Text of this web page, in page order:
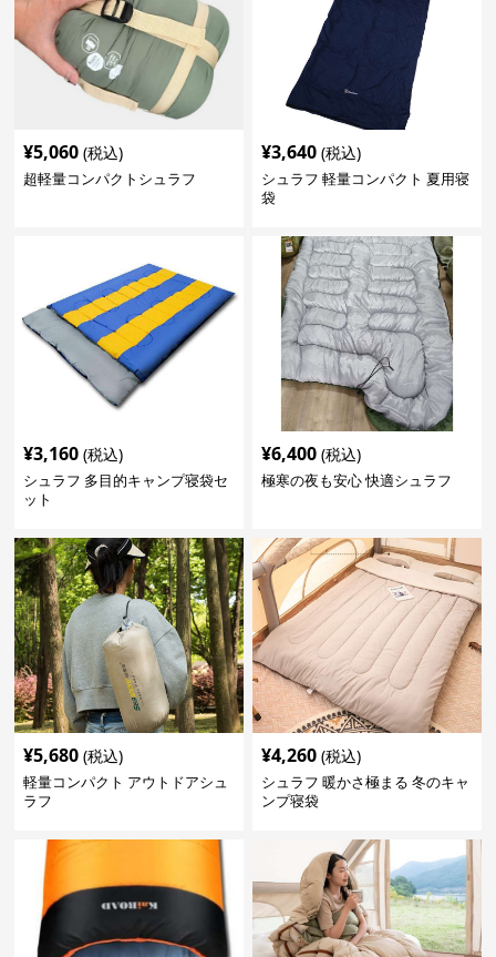
¥5,060 (税込)
超軽量コンパクトシュラフ
¥3,640 (税込)
シュラフ 軽量コンパクト 夏用寝
袋
¥3,160 (税込)
シュラフ 多目的キャンプ寝袋セ
ット
¥6,400 (税込)
極寒の夜も安心 快適シュラフ
¥5,680 (税込)
軽量コンパクト アウトドアシュ
ラフ
¥4,260 (税込)
シュラフ 暖かさ極まる 冬のキャ
ンプ寝袋